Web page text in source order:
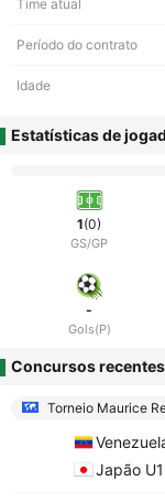
Time atual
Período do contrato
Idade
Estatísticas de
1(0)
GS/GP
-
Gols(P)
Concursos recentes
Torneio Maurice
Japão